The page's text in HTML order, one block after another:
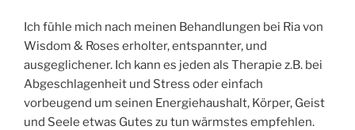
Ich fühle mich nach meinen Behandlungen bei Ria von
Wisdom & Roses erholter, entspannter, und
ausgeglichener. Ich kann es jeden als Therapie z.B. bei
Abgeschlagenheit und Stress oder einfach
vorbeugend um seinen Energiehaushalt, Körper, Geist
und Seele etwas Gutes zu tun wärmstes empfehlen.